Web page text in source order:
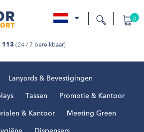
113 (24 / 7 bereikbaar)
0
Lanyards & Bevestigingen
Tassen Promotie & Kantoor
& Kantoor Meeting Green